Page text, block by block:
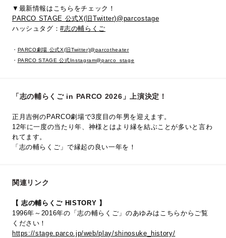
▼最新情報はこちらをチェック！
PARCO STAGE 公式X(旧Twitter)@parcostage
ハッシュタグ：#志の輔らくご
・ PARCO劇場 公式X(旧Twitter)@parcotheater
・ PARCO STAGE 公式Instagram@parco_stage
「志の輔らくご in PARCO 2026」上演決定！
正月吉例のPARCO劇場で3度目の年男を迎えます。
12年に一度の当たり年、神様とはより縁を結ぶことが多いと言わ
れてます。
「志の輔らくご」で縁起の良い一年を！
関連リンク
【 志の輔らくご HISTORY 】
1996年～2016年の「志の輔らくご」のあゆみはこちらからご覧
ください！
https://stage.parco.jp/web/play/shinosuke_history/